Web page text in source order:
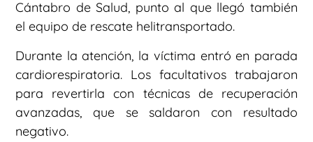
Cántabro de Salud, punto al que llegó también
el equipo de rescate helitransportado.
Durante la atención, la víctima entró en parada
cardiorespiratoria. Los facultativos trabajaron
para revertirla con técnicas de recuperación
avanzadas, que se saldaron con resultado
negativo.